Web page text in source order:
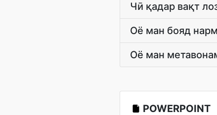
Чӣ қадар вақт
Оё ман бояд
Оё ман
POWERPOINT